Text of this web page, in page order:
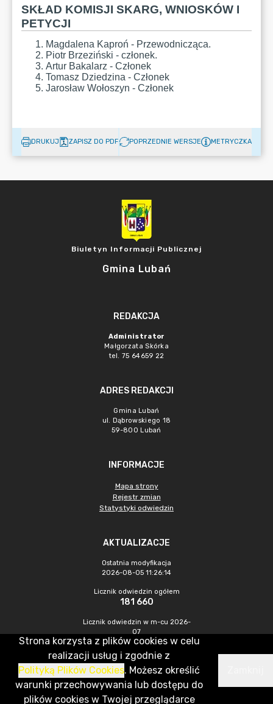
DRUKUJ ZAPISZ DO PDF POPRZEDNIE WERSJE METRYCZKA
Biuletyn Informacji Publicznej
Gmina Lubań
REDAKCJA
Administrator
Małgorzata Skórka
tel. 75 64659 22
ADRES REDAKCJI
Gmina Lubań
ul. Dąbrowskiego 18
59-800 Lubań
INFORMACJE
Mapa strony
Rejestr zmian
Statystyki odwiedzin
AKTUALIZACJE
Ostatnia modyfikacja
2026-08-05 11:26:14
Licznik odwiedzin ogółem
181 660
Licznik odwiedzin w m-cu 2026-
07
251
CMS & Hosting: Nefeni Sp. z o.o.
Strona korzysta z plików cookies w celu
realizacji usług i zgodnie z
Polityką Plików Cookies. Możesz określić
warunki przechowywania lub dostępu do
plików cookies w Twojej przeglądarce